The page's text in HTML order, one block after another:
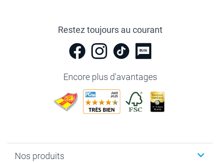
Restez toujours au courant
Encore plus d'avantages
Nos produits